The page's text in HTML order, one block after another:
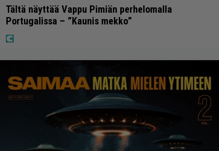
Tältä näyttää Vappu Pimiän perhelomalla
Portugalissa – ”Kaunis mekko”